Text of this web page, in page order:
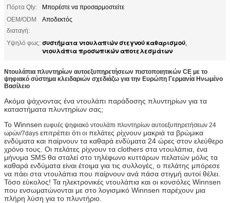
Πόρτα Qty:
Μπορέστε να προσαρμοστείτε
OEM/ODM
διαταγή:
Αποδεκτός
Υψηλό φως: συστήματα ντουλαπιών στεγνού καθαρισμού,
ντουλάπια προσωπικών αποτελεσμάτων
Ντουλάπια πλυντηρίων αυτοεξυπηρετήσεων πιστοποιητικών CE με το
ψηφιακό σύστημα κλειδαριών σχεδιάζω για την Ευρώπη Γερμανία Ηνωμένο
Βασίλειο
Ακόμα ψάχνοντας ένα ντουλάπι παράδοσης πλυντηρίων για τα
καταστήματα πλυντηρίων σας;
Το Winnsen ευφυές ψηφιακό ντουλάπι πλυντηρίων αυτοεξυπηρετήσεων 24
ωρών/7days επιτρέπει ότι οι πελάτες ρίχνουν μακριά τα βρώμικα
ενδύματα και παίρνουν τα καθαρά ενδύματα 24 ώρες στον ελεύθερο
χρόνο τους. Οι πελάτες ρίχνουν τα clothers στα ντουλάπια, ένα
μήνυμα SMS θα σταλεί στο τηλέφωνο κυττάρων πελατών μόλις τα
καθαρά ενδύματα είναι έτοιμα για τις συλλογές, ο πελάτης μπόρεσε
να πάει στα ντουλάπια που παίρνουν ανά πάσα στιγμή αυτοί θέλει.
Τόσο εύκολος! Τα ηλεκτρονικές ντουλάπια και οι κονσόλες Winnsen
που ενσωματώνονται με στο λογισμικό Winnsen παρέχουν μια
πλήρη λύση για το πλυντήριο.